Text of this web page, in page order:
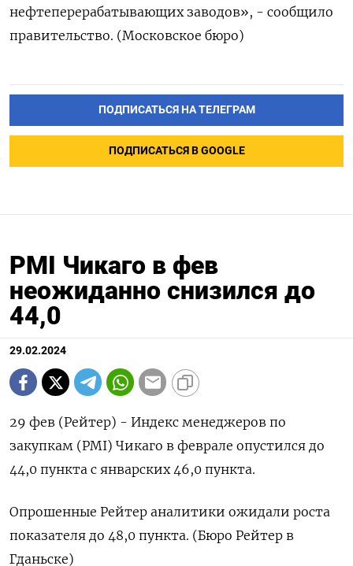
нефтеперерабатывающих заводов», - сообщило
правительство. (Московское бюро)
ПОДПИСАТЬСЯ НА ТЕЛЕГРАМ
ПОДПИСАТЬСЯ В GOOGLE
PMI Чикаго в фев
неожиданно снизился до
44,0
29.02.2024
29 фев (Рейтер) - Индекс менеджеров по
закупкам (PMI) Чикаго в феврале опустился до
44,0 пункта c январских 46,0 пункта.
Опрошенные Рейтер аналитики ожидали роста
показателя до 48,0 пункта. (Бюро Рейтер в
Гданьске)